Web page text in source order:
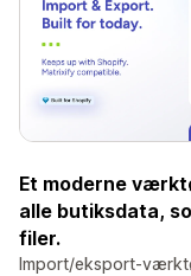
Et moderne
alle butiksdata,
filer.
Import/eksport-